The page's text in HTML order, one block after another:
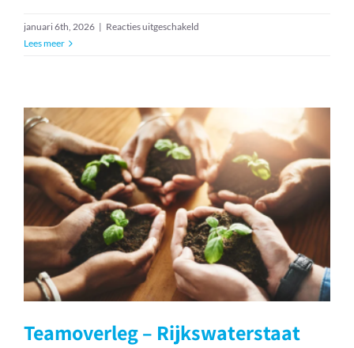
januari 6th, 2026 | Reacties uitgeschakeld
Woonkamer
Lees meer
Teamoverleg – Rijkswaterstaat
Teamoverleg – Rijkswaterstaat